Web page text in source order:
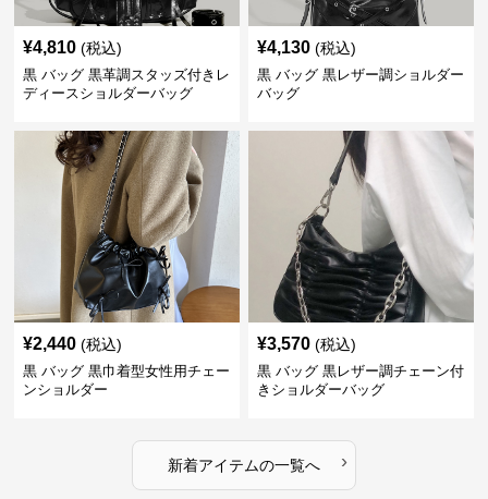
¥4,810 (税込)
黒 バッグ 黒革調スタッズ付きレ
ディースショルダーバッグ
¥4,130 (税込)
黒 バッグ 黒レザー調ショルダー
バッグ
¥2,440 (税込)
黒 バッグ 黒巾着型女性用チェー
ンショルダー
¥3,570 (税込)
黒 バッグ 黒レザー調チェーン付
きショルダーバッグ
新着アイテムの一覧へ ›